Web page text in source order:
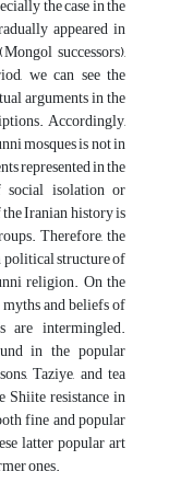
the case in the
appeared in
successors),
we can see the
arguments in the
Accordingly,
mosques is not in
represented in the
isolation or
Iranian history is
Therefore, the
political structure of
religion. On the
and beliefs of
are intermingled.
in the popular
Taziye, and tea
Shiite resistance in
fine and popular
latter popular art
ones.